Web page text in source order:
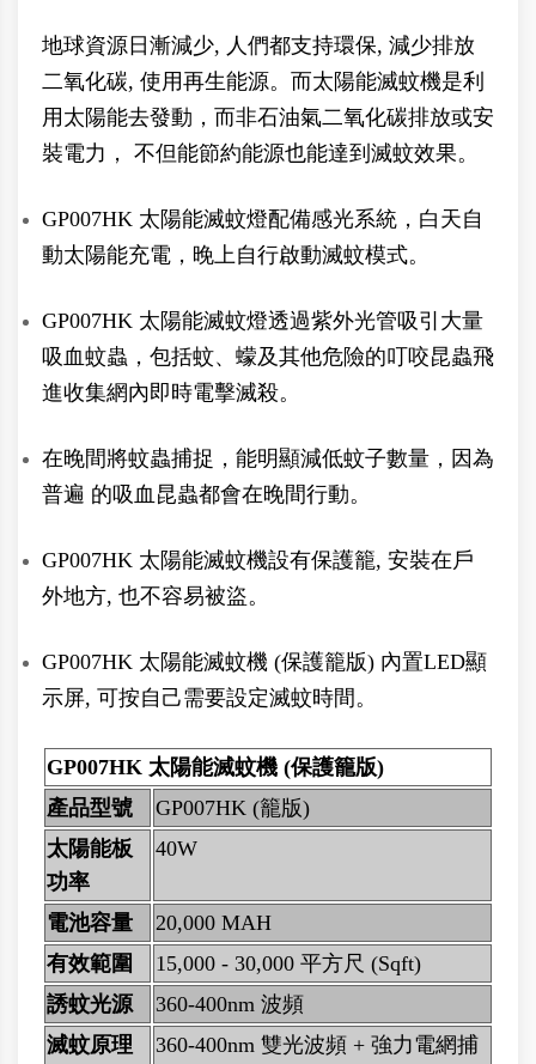
地球資源日漸減少, 人們都支持環保, 減少排放
二氧化碳, 使用再生能源。而太陽能滅蚊機是利
用太陽能去發動，而非石油氣二氧化碳排放或安
裝電力， 不但能節約能源也能達到滅蚊效果。
GP007HK 太陽能滅蚊燈配備感光系統，白天自
動太陽能充電，晚上自行啟動滅蚊模式。
GP007HK 太陽能滅蚊燈透過紫外光管吸引大量
吸血蚊蟲，包括蚊、蠓及其他危險的叮咬昆蟲飛
進收集網內即時電擊滅殺。
在晚間將蚊蟲捕捉，能明顯減低蚊子數量，因為
普遍 的吸血昆蟲都會在晚間行動。
GP007HK 太陽能滅蚊機設有保護籠, 安裝在戶
外地方, 也不容易被盜。
GP007HK 太陽能滅蚊機 (保護籠版) 內置LED顯
示屏, 可按自己需要設定滅蚊時間。
GP007HK 太陽能滅蚊機 (保護籠版)
產品型號
GP007HK (籠版)
太陽能板
功率
40W
電池容量
20,000 MAH
有效範圍
15,000 - 30,000 平方尺 (Sqft)
誘蚊光源
360-400nm 波頻
滅蚊原理
360-400nm 雙光波頻 + 強力電網捕